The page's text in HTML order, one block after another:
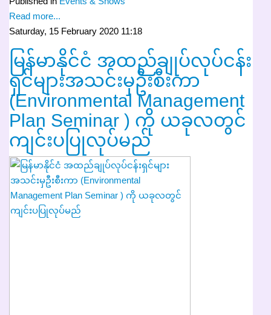
Read more...
Saturday, 15 February 2020 11:18
မြန်မာနိုင်ငံ အထည်ချုပ်လုပ်ငန်း
ရှင်များအသင်းမှဦးစီးကာ
(Environmental Management
Plan Seminar ) ကို ယခုလတွင်
ကျင်းပပြုလုပ်မည်